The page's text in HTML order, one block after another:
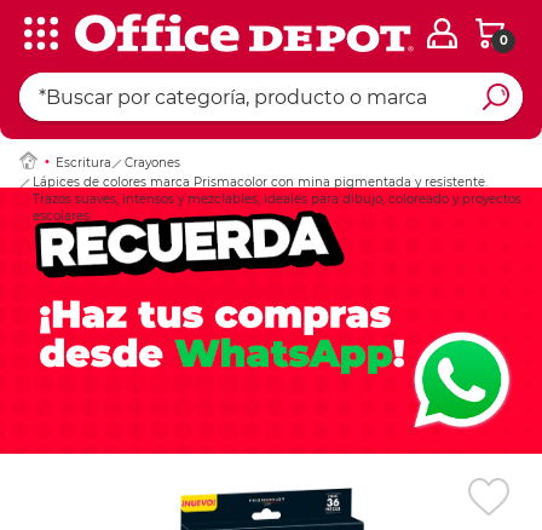
0
Escritura
Crayones
Lápices de colores marca Prismacolor con mina pigmentada y resistente.
Trazos suaves, intensos y mezclables, ideales para dibujo, coloreado y proyectos
escolares.
Ingresar Codigo